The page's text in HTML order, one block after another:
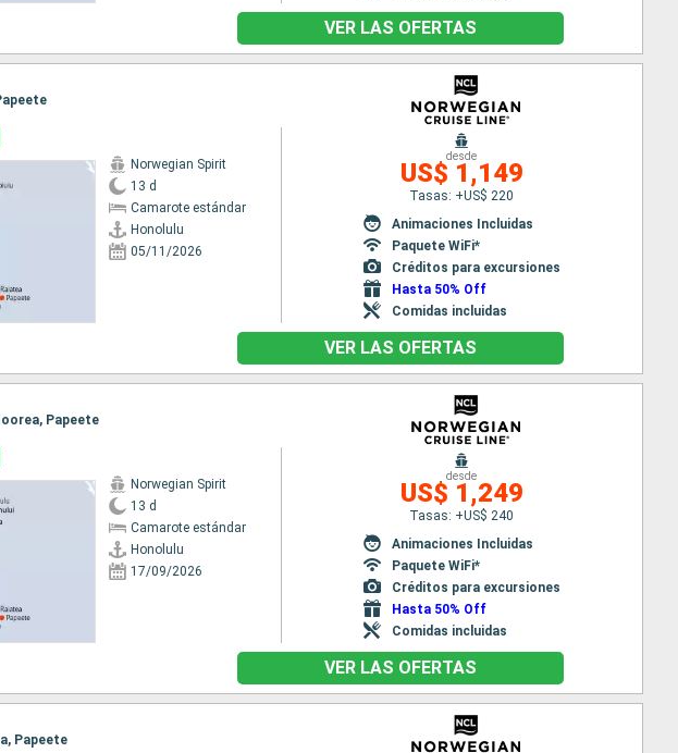
VER LAS OFERTAS
Norwegian Spirit
13 d
Camarote estándar
Honolulu
05/11/2026
desde
US$ 1,149
Tasas: +US$ 220
Animaciones Incluidas
Paquete WiFi*
Créditos para excursiones
Hasta 50% Off
Comidas incluidas
VER LAS OFERTAS
Papeete
Norwegian Spirit
13 d
Camarote estándar
Honolulu
17/09/2026
desde
US$ 1,249
Tasas: +US$ 240
Animaciones Incluidas
Paquete WiFi*
Créditos para excursiones
Hasta 50% Off
Comidas incluidas
VER LAS OFERTAS
Papeete